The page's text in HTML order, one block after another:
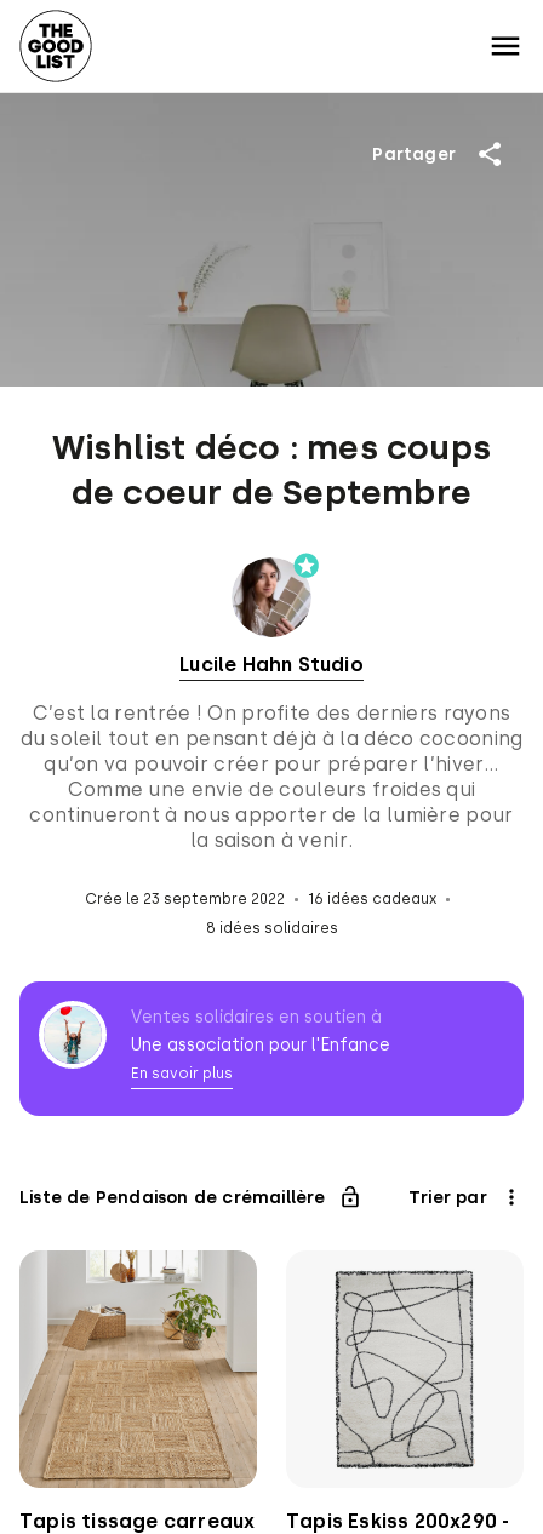
Wishlist déco : mes coups
de coeur de Septembre
Partager
Lucile Hahn Studio
C’est la rentrée ! On profite des derniers rayons
du soleil tout en pensant déjà à la déco cocooning
qu’on va pouvoir créer pour préparer l’hiver…
Comme une envie de couleurs froides qui
continueront à nous apporter de la lumière pour
la saison à venir.
Crée le 23 septembre 2022
16 idées cadeaux
8 idées solidaires
Association
pour
Ventes solidaires en soutien à
Une association pour l'Enfance
En savoir plus
Liste de Pendaison de crémaillère Trier par
Tapis tissage carreaux
Tapis Eskiss 200x290 -